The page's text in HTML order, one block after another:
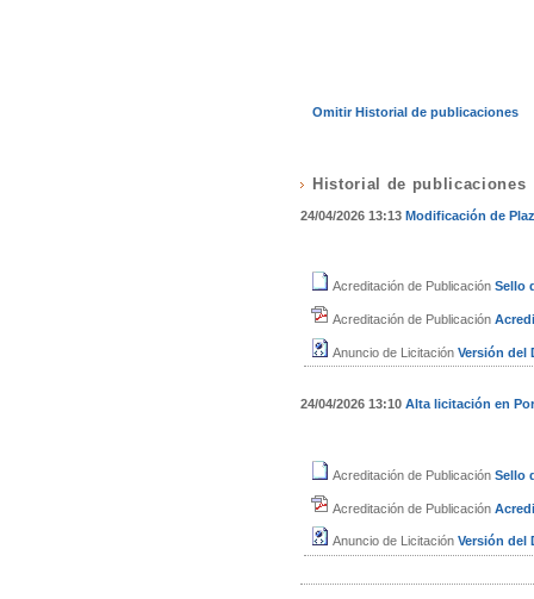
Omitir Historial de publicaciones
Historial de publicaciones
24/04/2026 13:13 Modificación de
Acreditación de Publicación Sello
Acreditación de Publicación
Anuncio de Licitación Versión del
24/04/2026 13:10 Alta licitación en
Acreditación de Publicación Sello
Acreditación de Publicación
Anuncio de Licitación Versión del